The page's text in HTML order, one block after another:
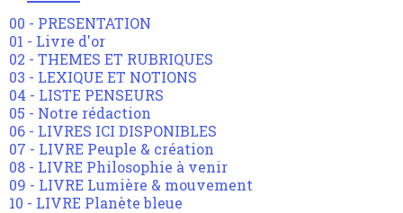
00 - PRESENTATION
01 - Livre d'or
02 - THEMES ET RUBRIQUES
03 - LEXIQUE ET NOTIONS
04 - LISTE PENSEURS
05 - Notre rédaction
06 - LIVRES ICI DISPONIBLES
07 - LIVRE Peuple & création
08 - LIVRE Philosophie à venir
09 - LIVRE Lumière & mouvement
10 - LIVRE Planète bleue